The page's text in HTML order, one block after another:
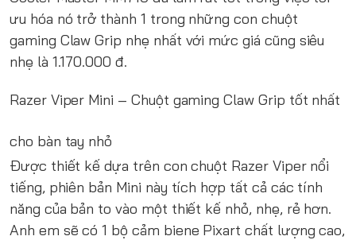
ưu hóa nó trở thành 1 trong những con chuột
gaming Claw Grip nhẹ nhất với mức giá cũng siêu
nhẹ là 1.170.000 đ.
Razer Viper Mini – Chuột gaming Claw Grip tốt nhất
cho bàn tay nhỏ
Được thiết kế dựa trên con chuột Razer Viper nổi
tiếng, phiên bản Mini này tích hợp tất cả các tính
năng của bản to vào một thiết kế nhỏ, nhẹ, rẻ hơn.
Anh em sẽ có 1 bộ cảm biene Pixart chất lượng cao,